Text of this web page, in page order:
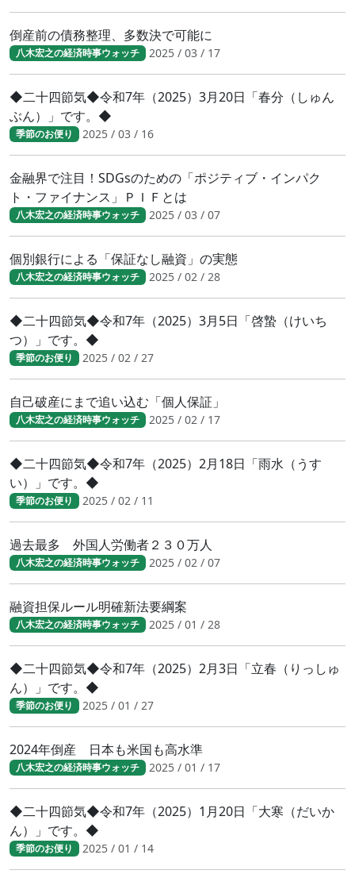
倒産前の債務整理、多数決で可能に
八木宏之の経済時事ウォッチ 2025 / 03 / 17
◆二十四節気◆令和7年（2025）3月20日「春分（しゅん
ぶん）」です。◆
季節のお便り 2025 / 03 / 16
金融界で注目！SDGsのための「ポジティブ・インパク
ト・ファイナンス」ＰＩＦとは
八木宏之の経済時事ウォッチ 2025 / 03 / 07
個別銀行による「保証なし融資」の実態
八木宏之の経済時事ウォッチ 2025 / 02 / 28
◆二十四節気◆令和7年（2025）3月5日「啓蟄（けいち
つ）」です。◆
季節のお便り 2025 / 02 / 27
自己破産にまで追い込む「個人保証」
八木宏之の経済時事ウォッチ 2025 / 02 / 17
◆二十四節気◆令和7年（2025）2月18日「雨水（うす
い）」です。◆
季節のお便り 2025 / 02 / 11
過去最多 外国人労働者２３０万人
八木宏之の経済時事ウォッチ 2025 / 02 / 07
融資担保ルール明確新法要綱案
八木宏之の経済時事ウォッチ 2025 / 01 / 28
◆二十四節気◆令和7年（2025）2月3日「立春（りっしゅ
ん）」です。◆
季節のお便り 2025 / 01 / 27
2024年倒産 日本も米国も高水準
八木宏之の経済時事ウォッチ 2025 / 01 / 17
◆二十四節気◆令和7年（2025）1月20日「大寒（だいか
ん）」です。◆
季節のお便り 2025 / 01 / 14